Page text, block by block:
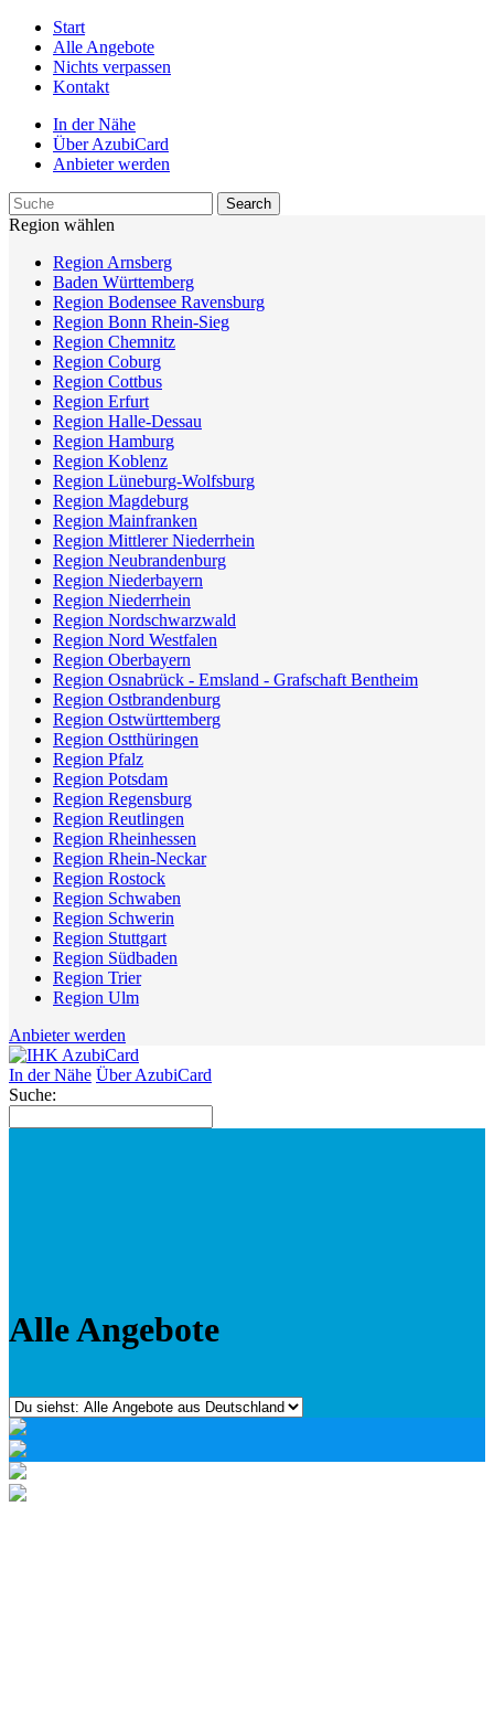
Start
Alle Angebote
Nichts verpassen
Kontakt
In der Nähe
Über AzubiCard
Anbieter werden
Region wählen
Region Arnsberg
Baden Württemberg
Region Bodensee Ravensburg
Region Bonn Rhein-Sieg
Region Chemnitz
Region Coburg
Region Cottbus
Region Erfurt
Region Halle-Dessau
Region Hamburg
Region Koblenz
Region Lüneburg-Wolfsburg
Region Magdeburg
Region Mainfranken
Region Mittlerer Niederrhein
Region Neubrandenburg
Region Niederbayern
Region Niederrhein
Region Nordschwarzwald
Region Nord Westfalen
Region Oberbayern
Region Osnabrück - Emsland - Grafschaft Bentheim
Region Ostbrandenburg
Region Ostwürttemberg
Region Ostthüringen
Region Pfalz
Region Potsdam
Region Regensburg
Region Reutlingen
Region Rheinhessen
Region Rhein-Neckar
Region Rostock
Region Schwaben
Region Schwerin
Region Stuttgart
Region Südbaden
Region Trier
Region Ulm
Anbieter werden
In der Nähe Über AzubiCard
Suche:
Alle Angebote